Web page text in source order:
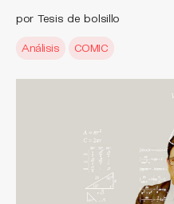
por Tesis de bolsillo
Análisis COMIC